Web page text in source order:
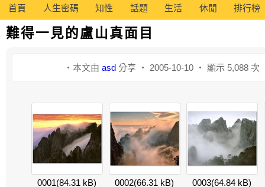
首頁 人生密碼 知性 話題 生活 休閒 排行榜
難得一見的盧山真面目
‧本文由 asd 分享 ‧ 2005-10-10 ‧ 顯示 5,088
0001(84.31 kB) 0002(66.31 kB) 0003(64.84 kB)